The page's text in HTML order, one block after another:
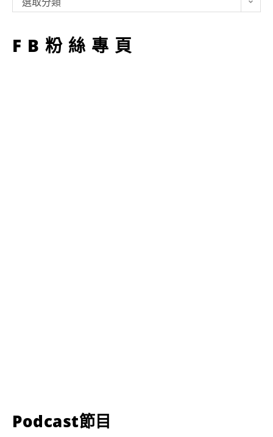
型
FB粉絲專頁
Podcast節目